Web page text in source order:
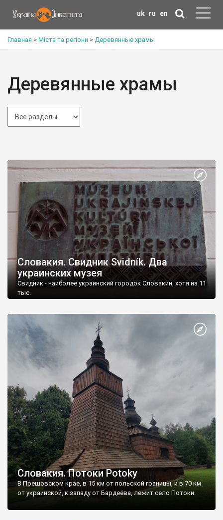
uk ru en
Главная > Міста та регіони > Деревянные храмы
Деревянные храмы
Словакия. Свидник Svidník. Два
украинских музея
Свидник - наиболее украинский городок Словакии, хотя из 11
тыс.
Словакия. Потоки Potoky
В Прешовском крае, в 15 км от польской границы, и в 70 км
от украинской, к западу от Бардеёва, лежит село Потоки.